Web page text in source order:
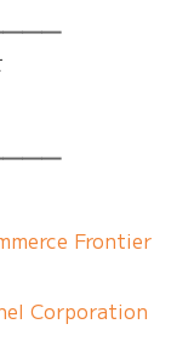
Frontier
Corporation